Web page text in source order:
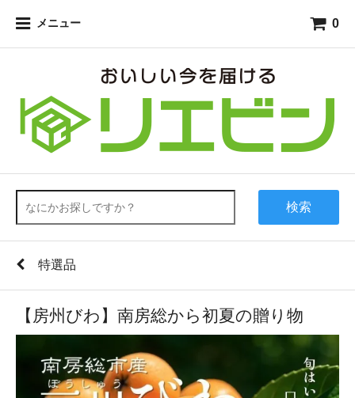
メニュー 0
検索
特選品
【房州びわ】南房総から初夏の贈り物